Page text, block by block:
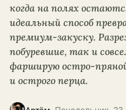
когда на полях
идеальный способ
премиум-закуску.
побуревшие, так и
фарширую остро-
и острого перца.